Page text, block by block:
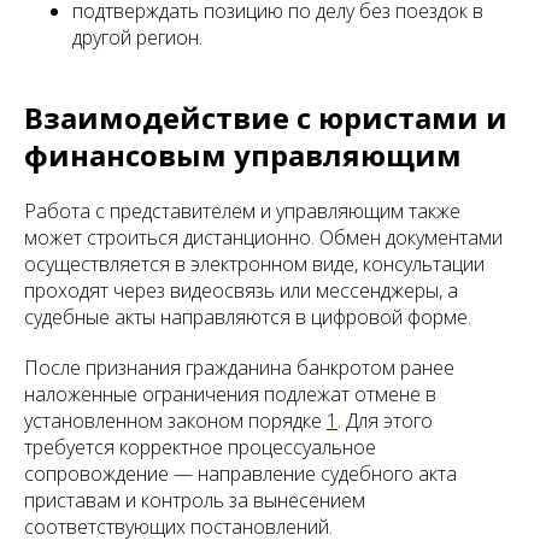
подтверждать позицию по делу без поездок в
другой регион.
Взаимодействие с юристами и
финансовым управляющим
Работа с представителем и управляющим также
может строиться дистанционно. Обмен документами
осуществляется в электронном виде, консультации
проходят через видеосвязь или мессенджеры, а
судебные акты направляются в цифровой форме.
После признания гражданина банкротом ранее
наложенные ограничения подлежат отмене в
установленном законом порядке 1 . Для этого
требуется корректное процессуальное
сопровождение — направление судебного акта
приставам и контроль за вынесением
соответствующих постановлений.